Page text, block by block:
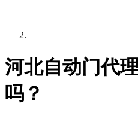
河北自动门代
吗？